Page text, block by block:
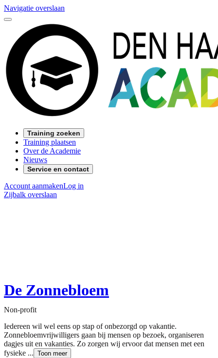
Navigatie overslaan
Training zoeken
Training plaatsen
Over de Academie
Nieuws
Service en contact
Account aanmakenLog in
Zijbalk overslaan
De Zonnebloem
Non-profit
Iedereen wil wel eens op stap of onbezorgd op vakantie.
Zonnebloemvrijwilligers gaan bij mensen op bezoek, organiseren
dagjes uit en vakanties. Zo zorgen wij ervoor dat mensen met een
fysieke ... Toon meer